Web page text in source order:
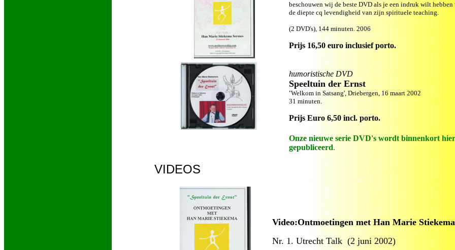
beschouwen wij de beste DVD als je een indruk wilt hebben
de diepte cq levendigheid van zijn spirituele teaching.
(2 DVD's), 144 minuten. 2006
Prijs 16,50 euro inclusief porto.
humoristische DVD
Speeltuin der Ernst
'Welkom in Satsang', Driebergen, 16 maart 2002
31 minuten.
Prijs Euro 6,50 incl. porto.
Onze nieuwe serie DVD's wordt binnenkort hier
gepubliceerd.
VIDEOS
Video:Ontmoetingen met Han Marie Stiekema
Nr. 1. Utrecht Talk (2 juni 2002)